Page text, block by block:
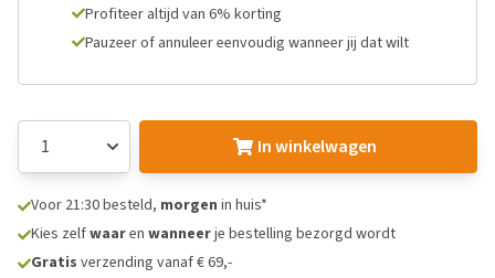
Profiteer altijd van 6% korting
Pauzeer of annuleer eenvoudig wanneer jij dat wilt
In winkelwagen
Voor 21:30 besteld, morgen in huis*
Kies zelfwaaren wanneerje bestelling bezorgd wordt
Gratis verzending vanaf € 69,-